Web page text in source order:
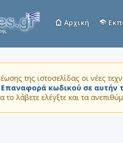
Αρχική
της ιστοσελίδας οι νέες
Επαναφορά κωδικού σε αυτήν
λάβετε ελέγξτε και τα